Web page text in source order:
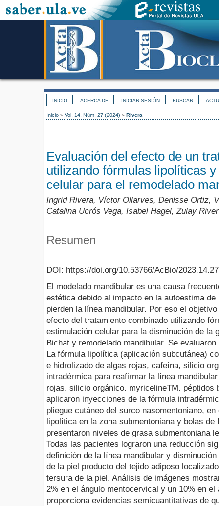
INICIO ACERCA DE INICIAR SESIÓN BUSCAR
Inicio > Vol. 14, Núm. 27 (2024) > Rivera
Evaluación del efecto de un
utilizando fórmulas lipolíticas
celular para el remodelado
Ingrid Rivera, Víctor Ollarves, Denisse Ortiz,
Catalina Ucrós Vega, Isabel Hagel, Zulay
Resumen
DOI: https://doi.org/10.53766/AcBio/
El modelado mandibular es una causa
estética debido al impacto en la autoestima
pierden la línea mandibular. Por eso el
efecto del tratamiento combinado utilizando
estimulación celular para la disminución de la
Bichat y remodelado mandibular. Se
La fórmula lipolítica (aplicación subcutánea)
e hidrolizado de algas rojas, cafeína, silicio
intradérmica para reafirmar la línea
rojas, silicio orgánico, myricelineTM, péptidos
aplicaron inyecciones de la fórmula
pliegue cutáneo del surco nasomentoniano,
lipolítica en la zona submentoniana y bolas
presentaron niveles de grasa submentoniana
Todas las pacientes lograron una reducción
definición de la línea mandibular y
de la piel producto del tejido adiposo
tersura de la piel. Análisis de imágenes
2% en el ángulo mentocervical y un 10% en
proporciona evidencias semicuantitativas de